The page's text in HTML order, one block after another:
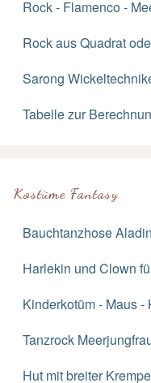
Rock - Flamenco -
Rock aus Quadrat
Sarong
Tabelle zur
Kostüme Fantasy
Bauchtanzhose Aladin
Harlekin und Clown
Kinderkotüm - Maus -
Tanzrock
Hut mit breiter